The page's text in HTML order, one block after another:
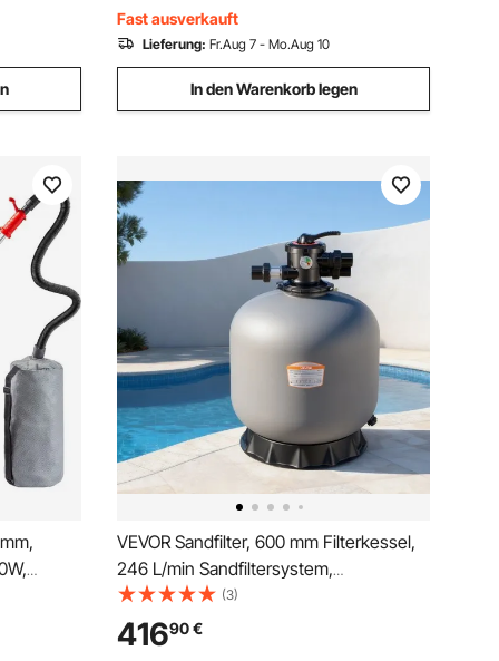
Gehwegen, Fahrzeugen und mehr
Fast ausverkauft
Lieferung: Fr.Aug 7 - Mo.Aug 10
In den Warenkorb legen
3m
am
VEVOR Sandfilter, 600 mm Filterkessel,
246 L/min Sandfiltersystem,
Filterbehälter mit 7-Wege-
Mehrwegeventil, Rückspül-, Spül-,
Umwälz-, Abwasser-, Winter- &
(3)
41690€